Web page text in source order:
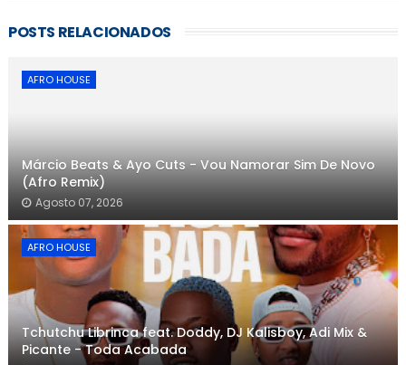
POSTS RELACIONADOS
AFRO HOUSE
Márcio Beats & Ayo Cuts - Vou Namorar Sim De Novo
(Afro Remix)
Agosto 07, 2026
AFRO HOUSE
Tchutchu Librinca feat. Doddy, DJ Kalisboy, Adi Mix &
Picante - Toda Acabada